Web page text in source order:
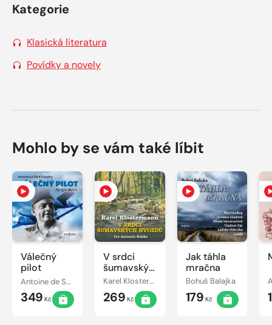
Kategorie
Klasická literatura
Povídky a novely
Mohlo by se vám také líbit
Válečný
pilot
Antoine de Saint-Exupéry
349 Kč
V srdci
šumavských
hvozdů
Karel Klostermann
269 Kč
Jak táhla
mračna
Bohuš Balajka
179 Kč